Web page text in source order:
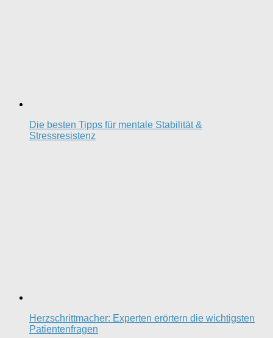
Die besten Tipps für mentale Stabilität &
Stressresistenz
Herzschrittmacher: Experten erörtern die wichtigsten
Patientenfragen